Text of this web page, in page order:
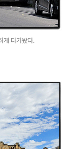
게 다가왔다.